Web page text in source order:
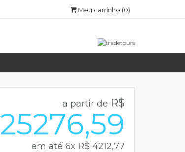
Meu carrinho (0)
a partir de R$
25276,59
em até 6x R$ 4212,77